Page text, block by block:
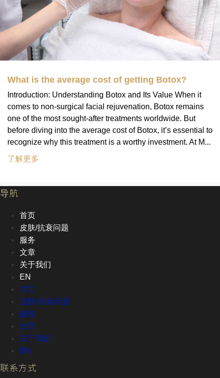
What is the average cost of getting Botox?
Introduction: Understanding Botox and Its Value When it
comes to non-surgical facial rejuvenation, Botox remains
one of the most sought-after treatments worldwide. But
before diving into the average cost of Botox, it’s essential to
recognize why this treatment is a worthy investment. At M...
了解更多
导航
首页
皮肤/抗衰问题
服务
文章
关于我们
EN
首页
皮肤/抗衰问题
服务
文章
关于我们
EN
联系方式